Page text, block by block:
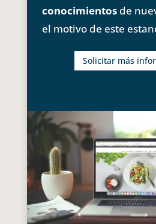
conocimientosde
el motivo de este
Solicitar más